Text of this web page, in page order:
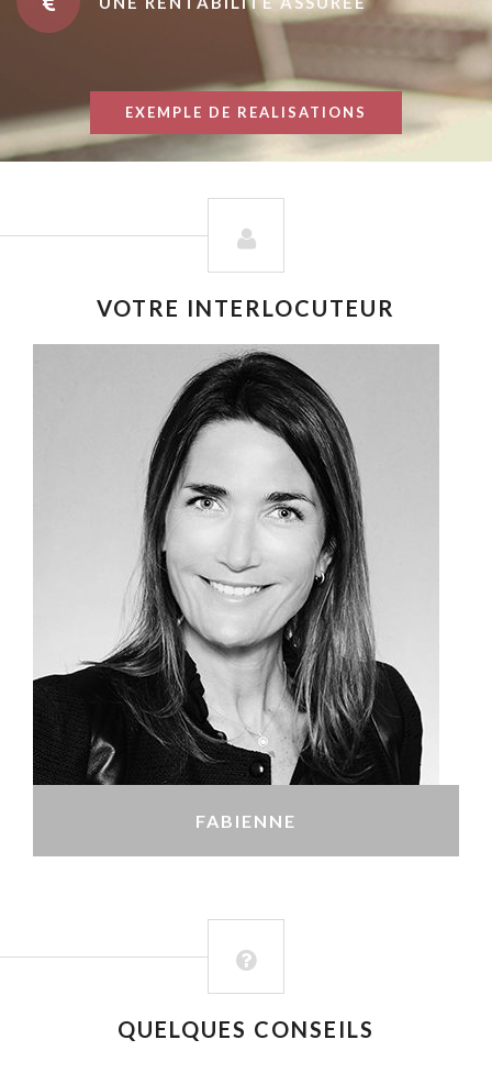
EXEMPLE DE REALISATIONS
VOTRE INTERLOCUTEUR
FABIENNE
QUELQUES CONSEILS